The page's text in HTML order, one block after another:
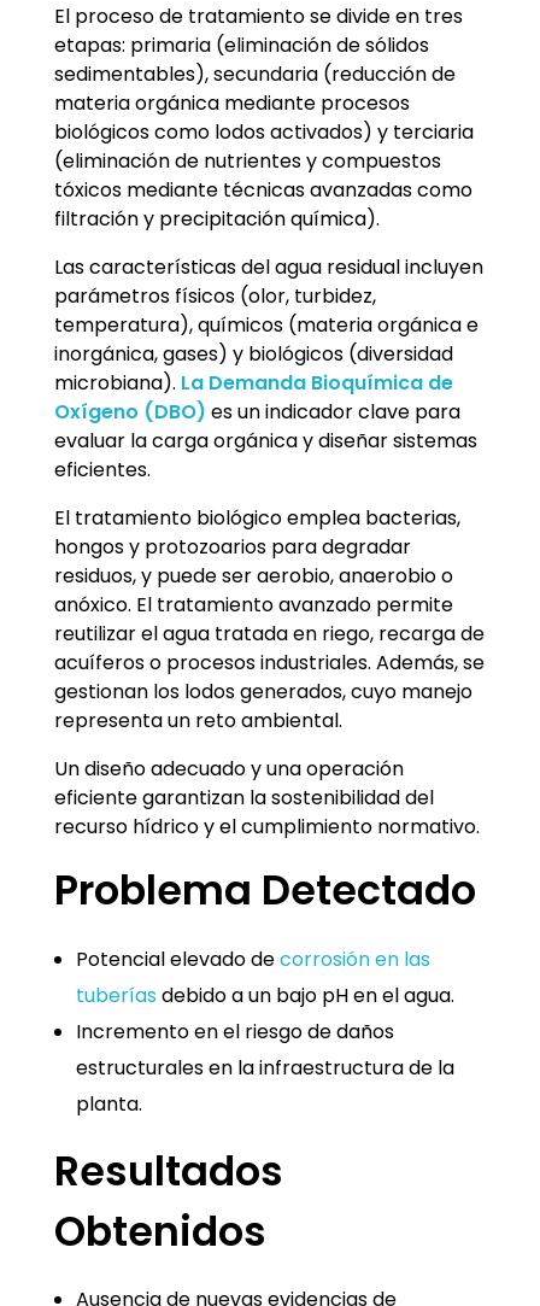
El proceso de tratamiento se divide en tres
etapas: primaria (eliminación de sólidos
sedimentables), secundaria (reducción de
materia orgánica mediante procesos
biológicos como lodos activados) y terciaria
(eliminación de nutrientes y compuestos
tóxicos mediante técnicas avanzadas como
filtración y precipitación química).
Las características del agua residual incluyen
parámetros físicos (olor, turbidez,
temperatura), químicos (materia orgánica e
inorgánica, gases) y biológicos (diversidad
microbiana). La Demanda Bioquímica de
Oxígeno (DBO) es un indicador clave para
evaluar la carga orgánica y diseñar sistemas
eficientes.
El tratamiento biológico emplea bacterias,
hongos y protozoarios para degradar
residuos, y puede ser aerobio, anaerobio o
anóxico. El tratamiento avanzado permite
reutilizar el agua tratada en riego, recarga de
acuíferos o procesos industriales. Además, se
gestionan los lodos generados, cuyo manejo
representa un reto ambiental.
Un diseño adecuado y una operación
eficiente garantizan la sostenibilidad del
recurso hídrico y el cumplimiento normativo.
Problema Detectado
Potencial elevado decorrosión en las
tuberíasdebido a un bajo pH en el agua.
Incremento en el riesgo de daños
estructurales en la infraestructura de la
planta.
Resultados
Obtenidos
Ausencia de nuevas evidencias de